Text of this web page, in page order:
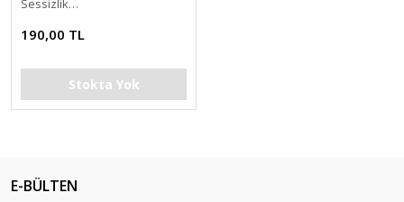
Sessizlik…
190,00 TL
Stokta Yok
E-BÜLTEN